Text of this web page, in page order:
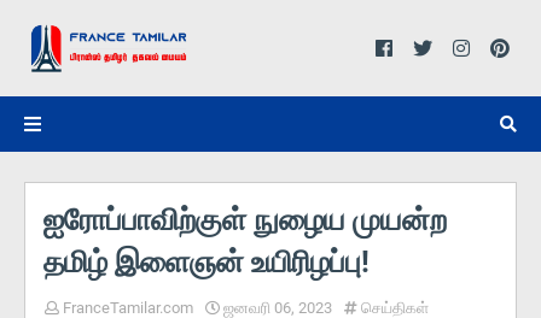
ஐரோப்பாவிற்குள் நுழைய முயன்ற
தமிழ் இளைஞன் உயிரிழப்பு!
FranceTamilar.com ஜனவரி 06, 2023 செய்திகள்